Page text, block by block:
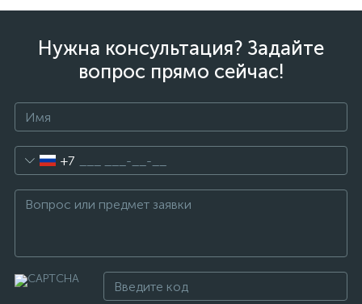
Нужна консультация? Задайте
вопрос прямо сейчас!
+7